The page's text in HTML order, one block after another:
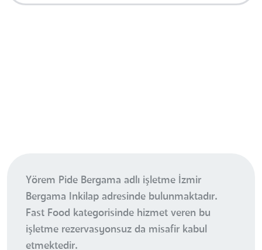
Yörem Pide Bergama adlı işletme İzmir
Bergama Inkilap adresinde bulunmaktadır.
Fast Food kategorisinde hizmet veren bu
işletme rezervasyonsuz da misafir kabul
etmektedir.